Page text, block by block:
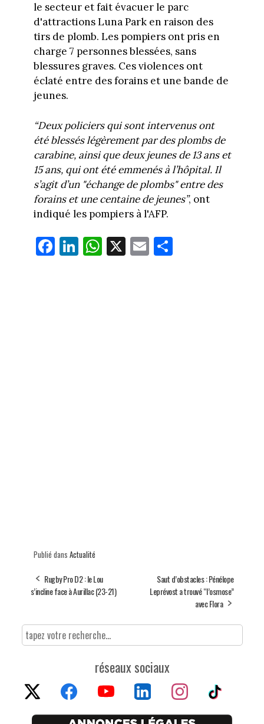
le secteur et fait évacuer le parc
d'attractions Luna Park en raison des
tirs de plomb. Les pompiers ont pris en
charge 7 personnes blessées, sans
blessures graves. Ces violences ont
éclaté entre des forains et une bande de
jeunes.
“Deux policiers qui sont intervenus ont
été blessés légèrement par des plombs de
carabine, ainsi que deux jeunes de 13 ans et
15 ans, qui ont été emmenés à l’hôpital. Il
s’agit d’un "échange de plombs" entre des
forains et une centaine de jeunes”, ont
indiqué les pompiers à l'AFP.
Fa
ce
Li
nk
W
ha
X E
m
Pa
rt
Publié dans Actualité
Rugby Pro D2 : le Lou
s’incline face à Aurillac (23-21)
Saut d’obstacles : Pénélope
Leprévost a trouvé “l’osmose”
avec Flora
réseaux sociaux